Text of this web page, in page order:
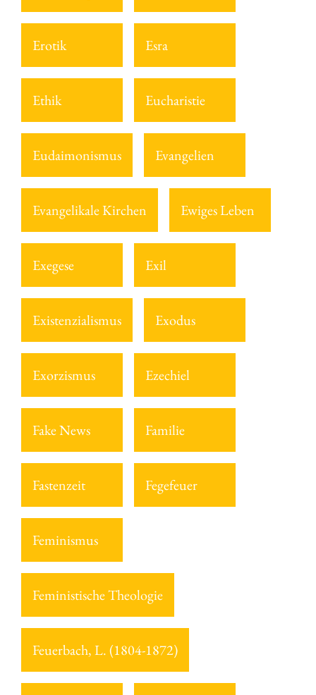
Erotik Esra
Ethik Eucharistie
Eudaimonismus Evangelien
Evangelikale Kirchen Ewiges Leben
Exegese Exil
Existenzialismus Exodus
Exorzismus Ezechiel
Fake News Familie
Fastenzeit Fegefeuer
Feminismus
Feministische Theologie
Feuerbach, L. (1804-1872)